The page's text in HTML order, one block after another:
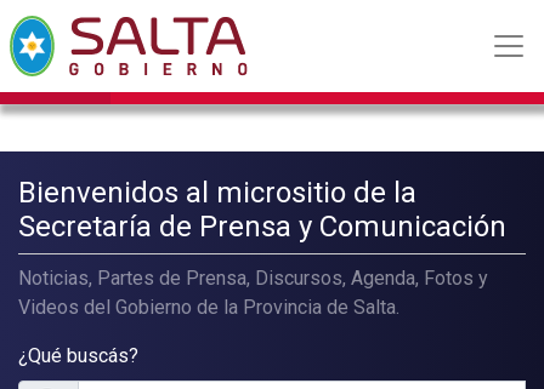
Bienvenidos al micrositio de la
Secretaría de Prensa y Comunicación
Noticias, Partes de Prensa, Discursos, Agenda, Fotos y
Videos del Gobierno de la Provincia de Salta.
¿Qué buscás?